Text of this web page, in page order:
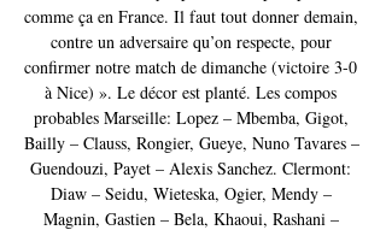
comme ça en France. Il faut tout donner demain,
contre un adversaire qu’on respecte, pour
confirmer notre match de dimanche (victoire 3-0
à Nice) ». Le décor est planté. Les compos
probables Marseille: Lopez – Mbemba, Gigot,
Bailly – Clauss, Rongier, Gueye, Nuno Tavares –
Guendouzi, Payet – Alexis Sanchez. Clermont:
Diaw – Seidu, Wieteska, Ogier, Mendy –
Magnin, Gastien – Bela, Khaoui, Rashani –